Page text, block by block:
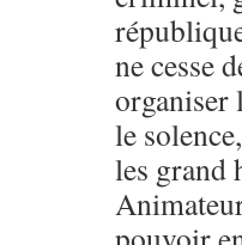
ne cesse
organiser
le
les grand